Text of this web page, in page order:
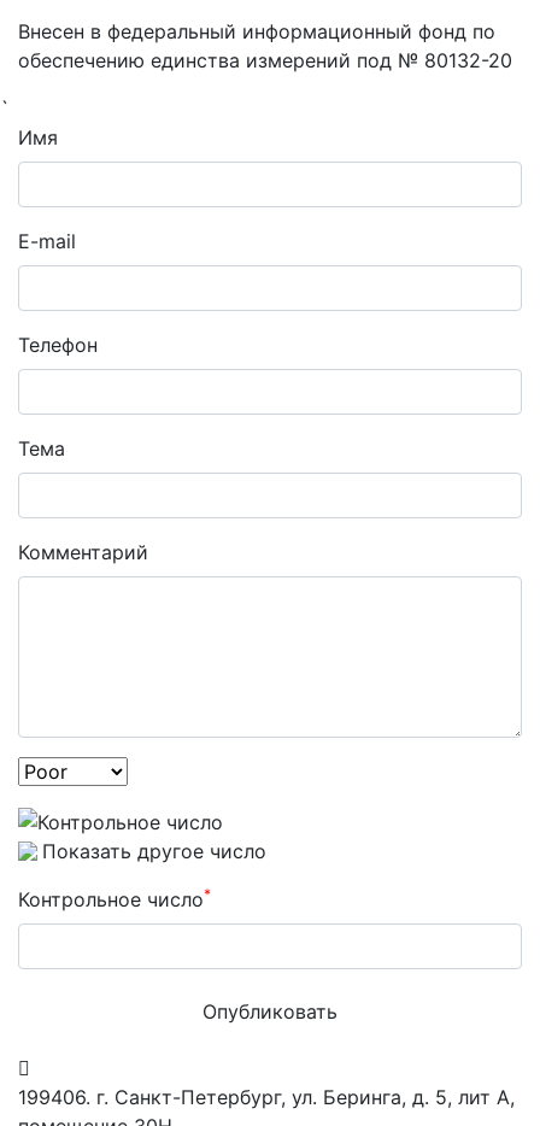
Внесен в федеральный информационный фонд по
обеспечению единства измерений под № 80132-20
`
Имя
E-mail
Телефон
Тема
Комментарий
Показать другое число
Контрольное число*
Опубликовать
199406. г. Санкт-Петербург, ул. Беринга, д. 5, лит А,